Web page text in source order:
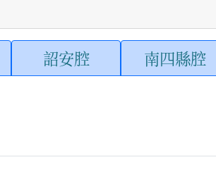
詔安腔 南四縣腔